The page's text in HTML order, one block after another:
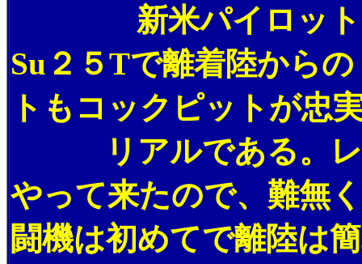
新米パイロットと
Su２５Tで離着陸から
トもコックピットが
リアルである。レシ
やって来たので、難無
闘機は初めてで離陸は